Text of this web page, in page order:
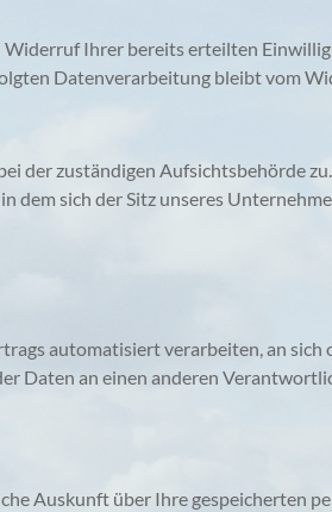
Ihrer bereits erteilten
Datenverarbeitung bleibt vom
der zuständigen Aufsichtsbehörde
dem sich der Sitz unseres
automatisiert verarbeiten, an sich
Daten an einen anderen
Auskunft über Ihre gespeicherten